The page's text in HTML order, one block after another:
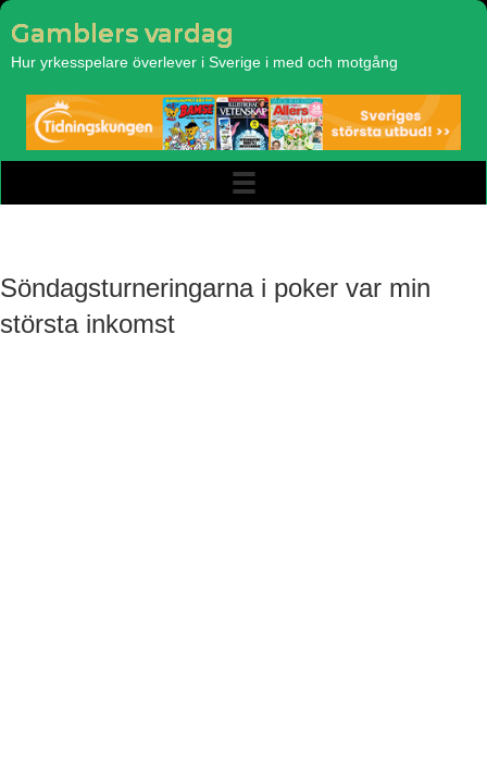
Gamblers vardag
Hur yrkesspelare överlever i Sverige i med och motgång
Söndagsturneringarna i poker var min
största inkomst